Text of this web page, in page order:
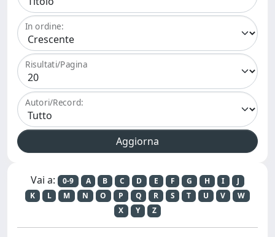
In ordine:
Risultati/Pagina
Autori/Record:
Vai a: 0-9 A B C D E F G H I
J
K
L M N O P Q R S T U V
W
X
Y Z